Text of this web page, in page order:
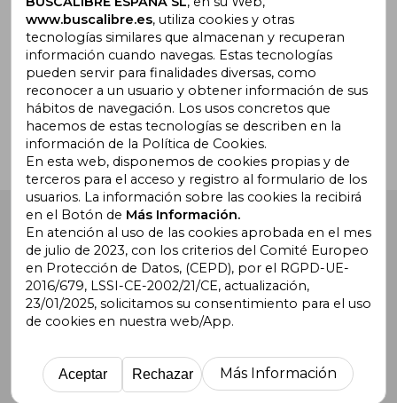
¿Necesitas ayuda?
Ir a Centro de Soporte
Buscalibre España. Calle Energía, 65, Nave 3 (08940),
Cornellà de Llobregat, Barcelona. Derechos Reservados.
Buscalibre Argentina| Buscalibre Chile
Buscalibre Uruguay|Buscalibre México|Buscalibre
Perú
|Buscalibre Estados Unidos|Buscalibre Otros
Países|Bookdelivery Reino Unido
www.buscalibre.es, utiliza cookies y otras
tecnologías similares que almacenan y recuperan
información cuando navegas. Estas tecnologías
pueden servir para finalidades diversas, como
reconocer a un usuario y obtener información de sus
hábitos de navegación. Los usos concretos que
hacemos de estas tecnologías se describen en la
información de la Política de Cookies.
En esta web, disponemos de cookies propias y de
terceros para el acceso y registro al formulario de los
usuarios. La información sobre las cookies la recibirá
en el Botón de Más Información.
En atención al uso de las cookies aprobada en el mes
de julio de 2023, con los criterios del Comité Europeo
en Protección de Datos, (CEPD), por el RGPD-UE-
2016/679, LSSI-CE-2002/21/CE, actualización,
23/01/2025, solicitamos su consentimiento para el uso
de cookies en nuestra web/App.
Aceptar Rechazar Más Información